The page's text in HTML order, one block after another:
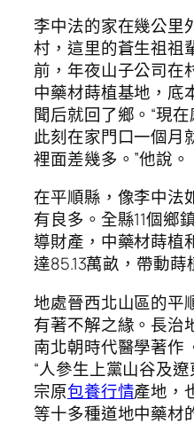
李中法的家在幾公里
村，這里的蒼生祖祖
前，年夜山子公司在
中藥材蒔植基地，底
聞后就回了鄉。“現
此刻在家門口一個月
裡面差幾多。”他說。
在平順縣，像李中法
有良多。全縣11個鄉
導財產，中藥材蒔植
達85.13萬畝，帶動蒔
地處晉西北山區的平
有著不解之緣。長治
南北朝時代醫學著作
“人參生上黨山谷及
宗原包養行情產地，
等十多種道地中藥材